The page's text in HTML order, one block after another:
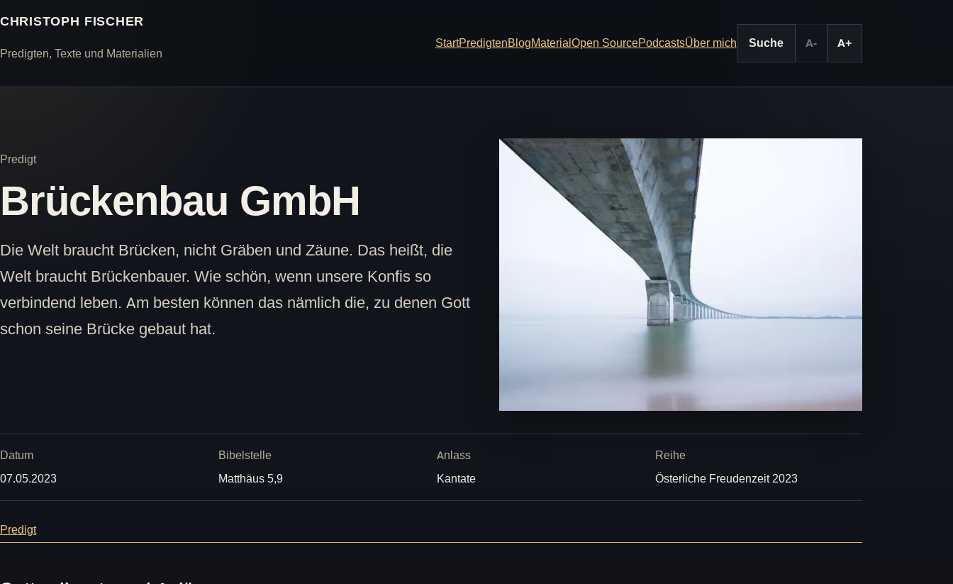
CHRISTOPH FISCHER
Predigten, Texte und Materialien
StartPredigtenBlogMaterialOpen SourcePodcastsÜber mich Suche A- A+
Predigt
Brückenbau GmbH
Die Welt braucht Brücken, nicht Gräben und Zäune. Das heißt, die
Welt braucht Brückenbauer. Wie schön, wenn unsere Konfis so
verbindend leben. Am besten können das nämlich die, zu denen Gott
schon seine Brücke gebaut hat.
Datum
07.05.2023
Bibelstelle
Matthäus 5,9
Anlass
Kantate
Reihe
Österliche Freudenzeit 2023
Predigt